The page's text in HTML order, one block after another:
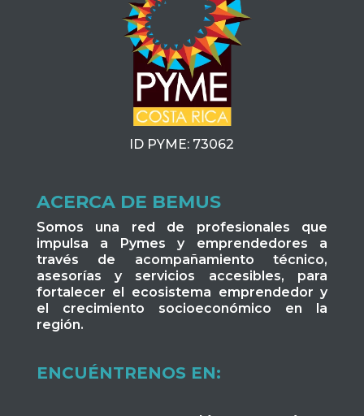
ID PYME: 73062
ACERCA DE BEMUS
Somos una red de profesionales que
impulsa a Pymes y emprendedores a
través de acompañamiento técnico,
asesorías y servicios accesibles, para
fortalecer el ecosistema emprendedor y
el crecimiento socioeconómico en la
región.
ENCUÉNTRENOS EN: